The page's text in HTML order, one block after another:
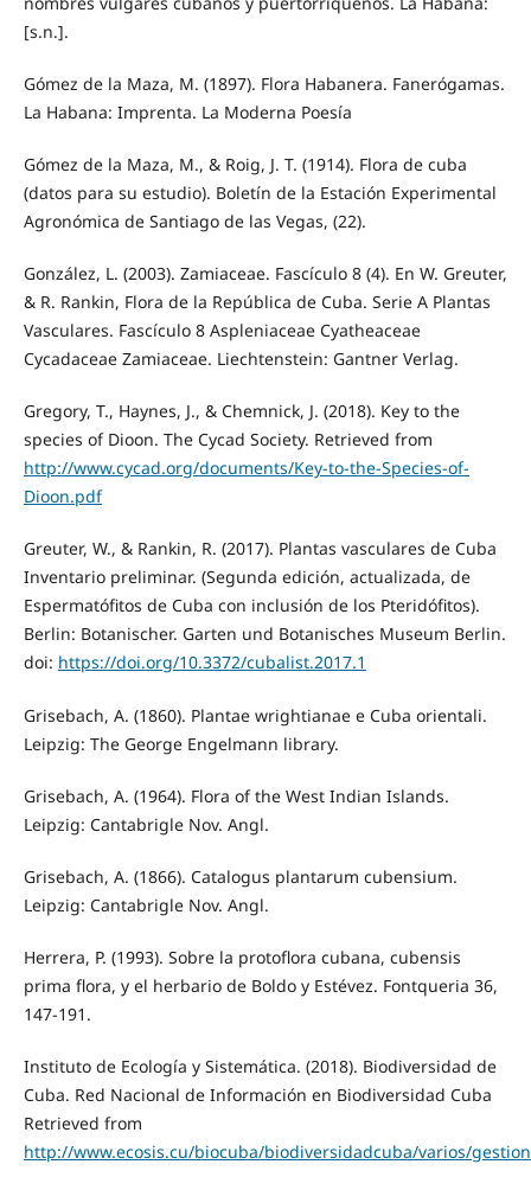
[s.n.].
Gómez de la Maza, M. (1897). Flora Habanera. Fanerógamas.
La Habana: Imprenta. La Moderna Poesía
Gómez de la Maza, M., & Roig, J. T. (1914). Flora de cuba
(datos para su estudio). Boletín de la Estación Experimental
Agronómica de Santiago de las Vegas, (22).
González, L. (2003). Zamiaceae. Fascículo 8 (4). En W. Greuter,
& R. Rankin, Flora de la República de Cuba. Serie A Plantas
Vasculares. Fascículo 8 Aspleniaceae Cyatheaceae
Cycadaceae Zamiaceae. Liechtenstein: Gantner Verlag.
Gregory, T., Haynes, J., & Chemnick, J. (2018). Key to the
species of Dioon. The Cycad Society. Retrieved from
http://www.cycad.org/documents/Key-to-the-Species-of-
Dioon.pdf
Greuter, W., & Rankin, R. (2017). Plantas vasculares de Cuba
Inventario preliminar. (Segunda edición, actualizada, de
Espermatófitos de Cuba con inclusión de los Pteridófitos).
Berlin: Botanischer. Garten und Botanisches Museum Berlin.
doi: https://doi.org/10.3372/cubalist.2017.1
Grisebach, A. (1860). Plantae wrightianae e Cuba orientali.
Leipzig: The George Engelmann library.
Grisebach, A. (1964). Flora of the West Indian Islands.
Leipzig: Cantabrigle Nov. Angl.
Grisebach, A. (1866). Catalogus plantarum cubensium.
Leipzig: Cantabrigle Nov. Angl.
Herrera, P. (1993). Sobre la protoflora cubana, cubensis
prima flora, y el herbario de Boldo y Estévez. Fontqueria 36,
147-191.
Instituto de Ecología y Sistemática. (2018). Biodiversidad de
Cuba. Red Nacional de Información en Biodiversidad Cuba
Retrieved from
http://www.ecosis.cu/biocuba/biodiversidadcuba/varios/